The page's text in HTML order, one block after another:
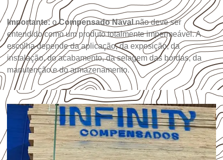
Importante: oCompensado Navalnão deve ser
entendido como um produto totalmente impermeável. A
escolha depende da aplicação, da exposição, da
instalação, do acabamento, da selagem das bordas, da
manutenção e do armazenamento.